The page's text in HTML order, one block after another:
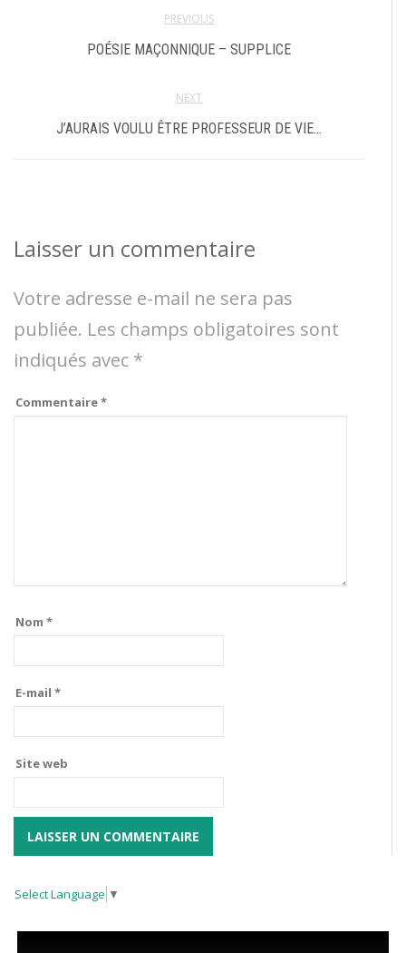
PREVIOUS
POÉSIE MAÇONNIQUE – SUPPLICE
NEXT
J’AURAIS VOULU ÊTRE PROFESSEUR DE VIE…
Laisser un commentaire
Votre adresse e-mail ne sera pas
publiée. Les champs obligatoires sont
indiqués avec *
Commentaire*
Nom *
E-mail *
Site web
Select Language ▼